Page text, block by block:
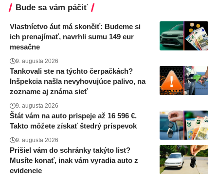
Bude sa vám páčiť
Vlastníctvo áut má skončiť: Budeme si
ich prenajímať, navrhli sumu 149 eur
mesačne
9. augusta 2026
Tankovali ste na týchto čerpačkách?
Inšpekcia našla nevyhovujúce palivo, na
zozname aj známa sieť
9. augusta 2026
Štát vám na auto prispeje až 16 596 €.
Takto môžete získať štedrý príspevok
9. augusta 2026
Prišiel vám do schránky takýto list?
Musíte konať, inak vám vyradia auto z
evidencie